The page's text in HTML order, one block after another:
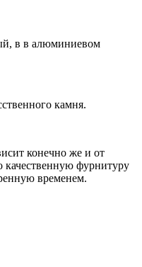
в в алюминиевом
камня.
конечно же и от
фурнитуру
временем.